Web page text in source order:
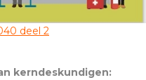
deel 2
kerndeskundigen: